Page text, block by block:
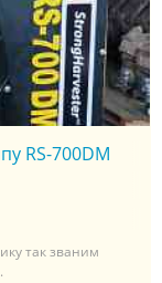
RS-700DM
так званим